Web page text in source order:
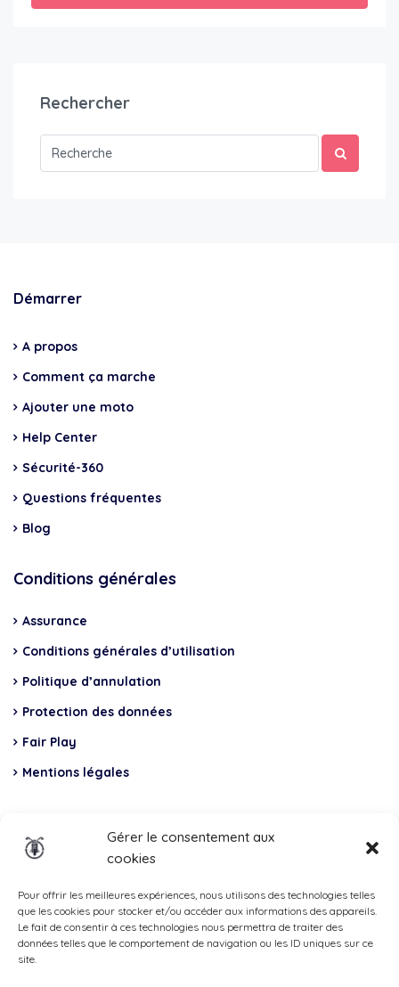
Gérer le consentement aux
cookies
Pour offrir les meilleures expériences, nous utilisons des technologies telles
que les cookies pour stocker et/ou accéder aux informations des appareils.
Le fait de consentir à ces technologies nous permettra de traiter des
données telles que le comportement de navigation ou les ID uniques sur ce
site.
Rechercher
Démarrer
A propos
Comment ça marche
Ajouter une moto
Help Center
Sécurité-360
Questions fréquentes
Blog
Conditions générales
Assurance
Conditions générales d’utilisation
Politique d’annulation
Protection des données
Fair Play
Mentions légales
Total Casco, Partner
Methods
of
payment